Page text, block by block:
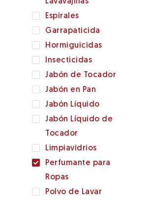
Espirales
Garrapaticida
Hormiguicidas
Insecticidas
Jabón de Tocador
Jabón en Pan
Jabón Líquido
Jabón Líquido de
Tocador
Limpiavidrios
Perfumante para
Ropas
Polvo de Lavar